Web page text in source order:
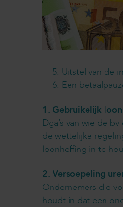
Uitstel van de
Een
1. Gebruikelijk loon
Dga’s van wie de
de wettelijke
loonheffing in te
2. Versoepeling
Ondernemers die
houdt in dat een